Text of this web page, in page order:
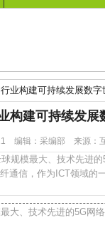
业构建可持续发展数字
构建可持续发展
编辑：采编部 来源
模最大、技术先进的
通信，作为ICT领域的
大、技术先进的5G网